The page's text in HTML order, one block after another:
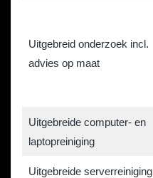
Uitgebreid onderzoek incl.
advies op maat
Uitgebreide computer- en
laptopreiniging
Uitgebreide serverreiniging